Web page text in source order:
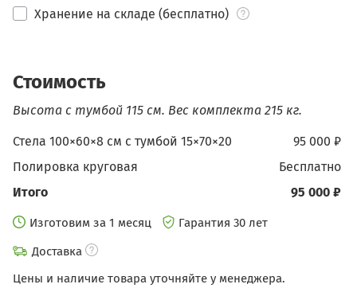
Хранение на складе (бесплатно)
Стоимость
Высота с тумбой 115 см. Вес комплекта 215 кг.
95 000 ₽
Стела 100×60×8 см c тумбой 15×70×20
бесплатно
Полировка круговая
95 000 ₽
Итого
Изготовим за 1 месяц
Гарантия 30 лет
Доставка
Цены и наличие товара уточняйте у менеджера.